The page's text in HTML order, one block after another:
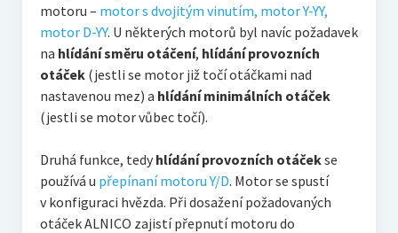
motoru – motor s dvojitým vinutím, motor Y-YY,
motor D-YY. U některých motorů byl navíc požadavek
na hlídání směru otáčení, hlídání provozních
otáček(jestli se motor již točí otáčkami nad
nastavenou mez) a hlídání minimálních otáček
(jestli se motor vůbec točí).
Druhá funkce, tedy hlídání provozních otáčekse
používá u přepínaní motoru Y/D. Motor se spustí
v konfiguraci hvězda. Při dosažení požadovaných
otáček ALNICO zajistí přepnutí motoru do